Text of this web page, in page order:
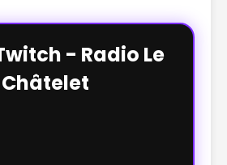
- Radio Le
Châtelet